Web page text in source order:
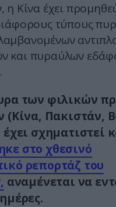
η Κίνα έχει
τύπους
και πυραύλων
των φιλικών
(Κίνα, Πακιστάν,
σχηματιστεί
στο χθεσινό
ρεπορτάζ του
αναμένεται να